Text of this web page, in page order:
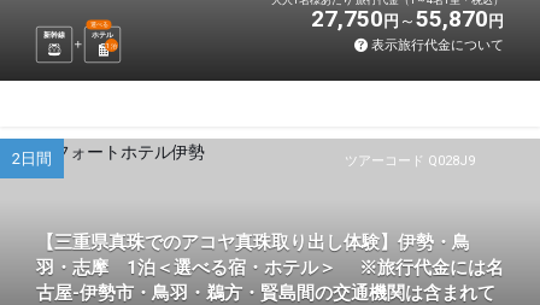
新幹線 ホテル
選べる
1 泊
27,750 円 55,870 円
表示旅行代金について
ツアーコード Q028J9
2日間
【三重県真珠でのアコヤ真珠取り出し体験】伊勢・鳥
羽・志摩 1泊＜選べる宿・ホテル＞ ※旅行代金には名
古屋-伊勢市・鳥羽・鵜方・賢島間の交通機関は含まれて